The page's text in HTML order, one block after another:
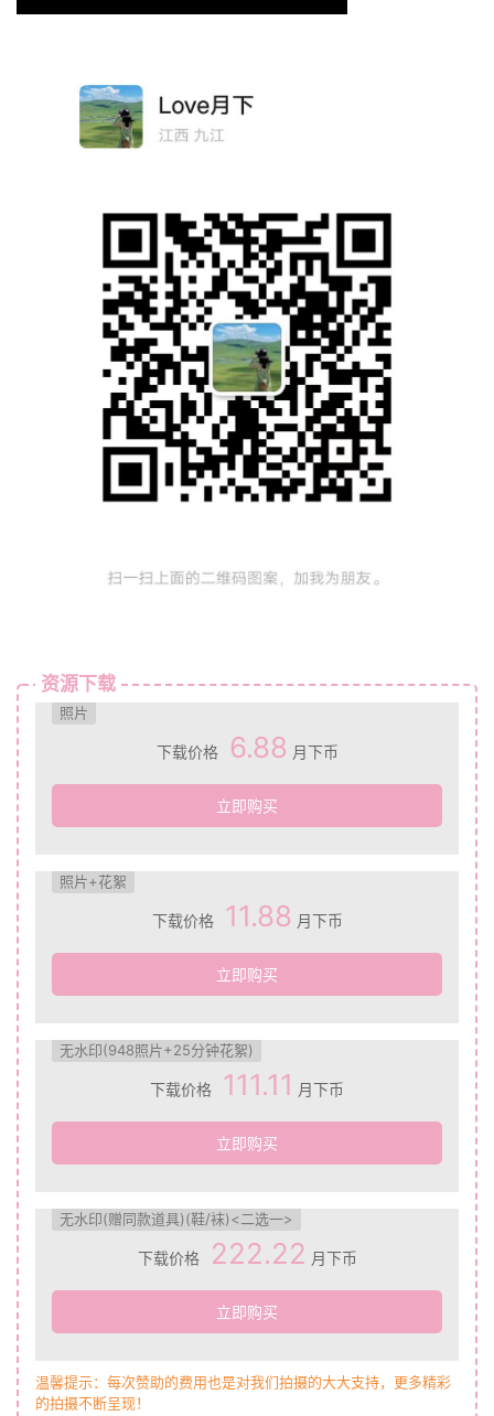
资源下载
照片
下载价格 6.88 月下币
立即购买
照片+花絮
下载价格 11.88 月下币
立即购买
无水印(948照片+25分钟花絮)
下载价格 111.11 月下币
立即购买
无水印(赠同款道具)(鞋/袜)<二选一>
下载价格 222.22 月下币
立即购买
温馨提示：每次赞助的费用也是对我们拍摄的大大支持，更多精彩
的拍摄不断呈现！